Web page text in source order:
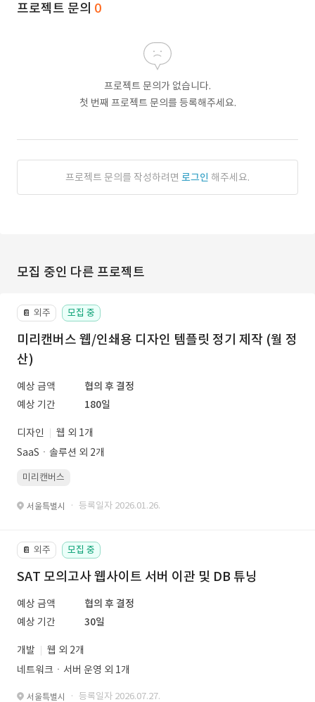
프로젝트 문의 0
프로젝트 문의가 없습니다.
첫 번째 프로젝트 문의를 등록해주세요.
프로젝트 문의를 작성하려면 로그인 해주세요.
모집 중인 다른 프로젝트
📔 외주 모집 중
미리캔버스 웹/인쇄용 디자인 템플릿 정기 제작 (월 정
산)
예상 금액
협의 후 결정
예상 기간
180일
디자인
웹 외 1개
SaaSㆍ솔루션 외 2개
미리캔버스
서울특별시 · 등록일자 2026.01.26.
📔 외주 모집 중
SAT 모의고사 웹사이트 서버 이관 및 DB 튜닝
예상 금액
협의 후 결정
예상 기간
30일
개발
웹 외 2개
네트워크ㆍ서버 운영 외 1개
서울특별시 · 등록일자 2026.07.27.